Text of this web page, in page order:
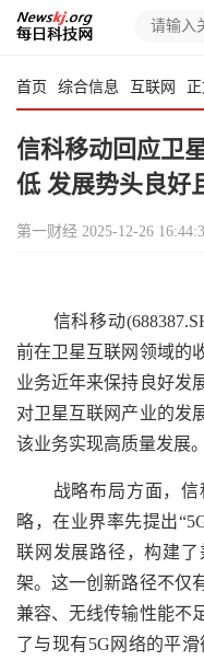
首页 综合信息 互联网
信科移动回应卫
低 发展势头良好
第一财经 2025-12-26
信科移动
前在卫星互联网领域的
业务近年来保持良好发
对卫星互联网产业的发
该业务实现高质量发展。
战略布局方面，信
略，在业界率先提出
联网发展路径，构建
架。这一创新路径不仅
兼容、无线传输性能不
了与现有5G网络的平